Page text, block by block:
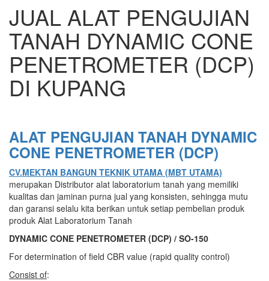
JUAL ALAT PENGUJIAN
TANAH DYNAMIC CONE
PENETROMETER (DCP)
DI KUPANG
ALAT PENGUJIAN TANAH DYNAMIC
CONE PENETROMETER (DCP)
CV.MEKTAN BANGUN TEKNIK UTAMA (MBT UTAMA)
merupakan Distributor alat laboratorium tanah yang memiliki
kualitas dan jaminan purna jual yang konsisten, sehingga mutu
dan garansi selalu kita berikan untuk setiap pembelian produk
produk Alat Laboratorium Tanah
DYNAMIC CONE PENETROMETER (DCP) / SO-150
For determination of field CBR value (rapid quality control)
Consist of: